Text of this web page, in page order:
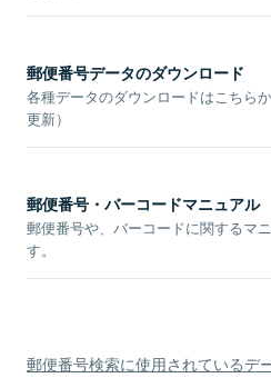
郵便番号データのダウンロード
各種データのダウンロードはこちら
更新）
郵便番号・バーコードマニュアル
郵便番号や、バーコードに関するマ
す。
郵便番号検索に使用されているデ